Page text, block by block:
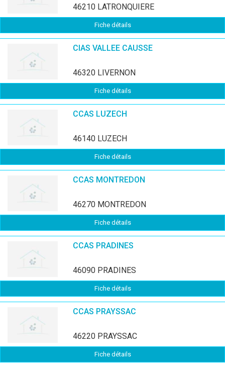
46210 LATRONQUIERE
Fiche détails
CIAS VALLEE CAUSSE
46320 LIVERNON
Fiche détails
CCAS LUZECH
46140 LUZECH
Fiche détails
CCAS MONTREDON
46270 MONTREDON
Fiche détails
CCAS PRADINES
46090 PRADINES
Fiche détails
CCAS PRAYSSAC
46220 PRAYSSAC
Fiche détails